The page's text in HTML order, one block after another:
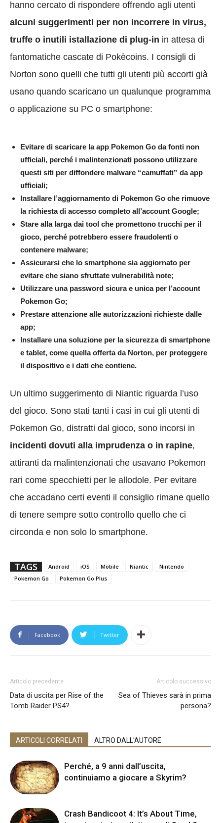
hanno cercato di rispondere offrendo agli utenti
alcuni suggerimenti per non incorrere in virus,
truffe o inutili istallazione di plug-in in attesa di
fantomatiche cascate di Pokècoins. I consigli di
Norton sono quelli che tutti gli utenti più accorti già
usano quando scaricano un qualunque programma
o applicazione su PC o smartphone:
Evitare di scaricare la app Pokemon Go da fonti non
ufficiali, perché i malintenzionati possono utilizzare
questi siti per diffondere malware “camuffati” da app
ufficiali;
Installare l’aggiornamento di Pokemon Go che rimuove
la richiesta di accesso completo all’account Google;
Stare alla larga dai tool che promettono trucchi per il
gioco, perché potrebbero essere fraudolenti o
contenere malware;
Assicurarsi che lo smartphone sia aggiornato per
evitare che siano sfruttate vulnerabilità note;
Utilizzare una password sicura e unica per l’account
Pokemon Go;
Prestare attenzione alle autorizzazioni richieste dalle
app;
Installare una soluzione per la sicurezza di smartphone
e tablet, come quella offerta da Norton, per proteggere
il dispositivo e i dati che contiene.
Un ultimo suggerimento di Niantic riguarda l’uso
del gioco. Sono stati tanti i casi in cui gli utenti di
Pokemon Go, distratti dal gioco, sono incorsi in
incidenti dovuti alla imprudenza o in rapine,
attiranti da malintenzionati che usavano Pokemon
rari come specchietti per le allodole. Per evitare
che accadano certi eventi il consiglio rimane quello
di tenere sempre sotto controllo quello che ci
circonda e non solo lo smartphone.
TAGS Android iOS Mobile Niantic
Nintendo
Pokemon Go
Pokemon Go Plus
Facebook Twitter
Articolo precedente
Data di uscita per Rise of the
Tomb Raider PS4?
Articolo successivo
Sea of Thieves sarà in prima
persona?
ARTICOLI CORRELATI ALTRO DALL'AUTORE
Perché, a 9 anni dall’uscita,
continuiamo a giocare a Skyrim?
Crash Bandicoot 4: It’s About Time,